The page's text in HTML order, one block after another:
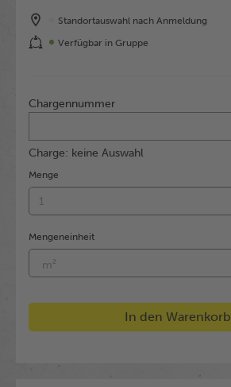
Standortauswahl nach Anmeldung
Verfügbar in Gruppe
Chargennummer
Charge: keine Auswahl
Menge
Mengeneinheit
In den Warenkorb